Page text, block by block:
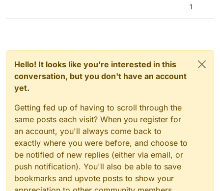
1
Hello! It looks like you're interested in this
conversation, but you don't have an account
yet.
Getting fed up of having to scroll through the
same posts each visit? When you register for
an account, you'll always come back to
exactly where you were before, and choose to
be notified of new replies (either via email, or
push notification). You'll also be able to save
bookmarks and upvote posts to show your